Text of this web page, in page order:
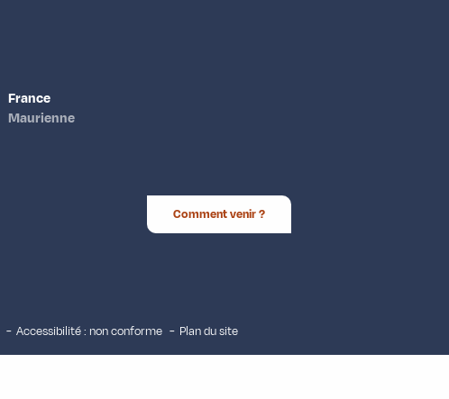
France
Maurienne
Comment venir ?
Accessibilité : non conforme Plan du site